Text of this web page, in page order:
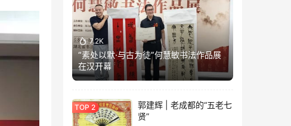
7.2K
“素处以默·与古为徒”何慧敏书法作品展
在汉开幕
郭建辉 | 老成都的“五老七
贤”